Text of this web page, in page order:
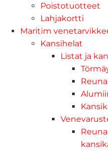
Poistotuotteet
Lahjakortti
Maritim
Kansihelat
Listat ja